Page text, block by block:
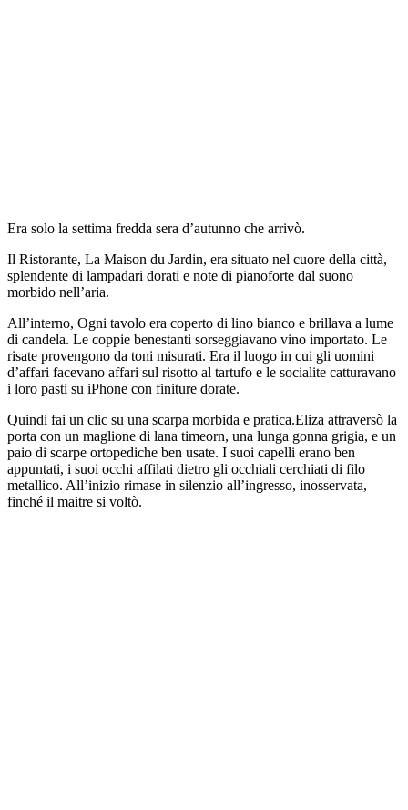
Era solo la settima fredda sera d’autunno che arrivò.
Il Ristorante, La Maison du Jardin, era situato nel cuore della città,
splendente di lampadari dorati e note di pianoforte dal suono
morbido nell’aria.
All’interno, Ogni tavolo era coperto di lino bianco e brillava a lume
di candela. Le coppie benestanti sorseggiavano vino importato. Le
risate provengono da toni misurati. Era il luogo in cui gli uomini
d’affari facevano affari sul risotto al tartufo e le socialite catturavano
i loro pasti su iPhone con finiture dorate.
Quindi fai un clic su una scarpa morbida e pratica.Eliza attraversò la
porta con un maglione di lana timeorn, una lunga gonna grigia, e un
paio di scarpe ortopediche ben usate. I suoi capelli erano ben
appuntati, i suoi occhi affilati dietro gli occhiali cerchiati di filo
metallico. All’inizio rimase in silenzio all’ingresso, inosservata,
finché il maitre si voltò.